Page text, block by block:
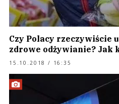
Czy Polacy rzeczywiście
zdrowe odżywianie? Jak
15.10.2018 / 16:35